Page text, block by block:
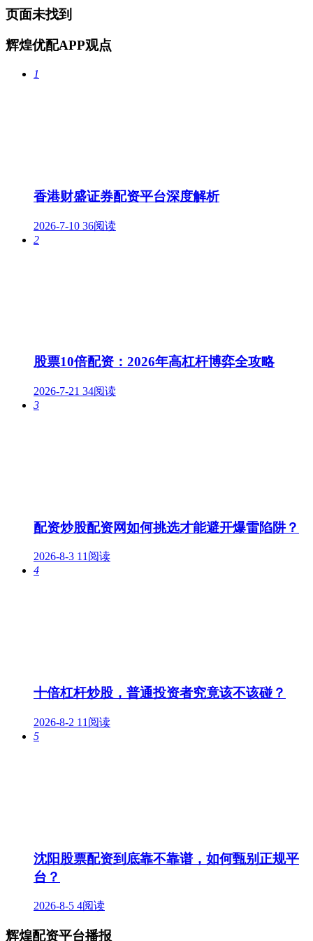
页面未找到
辉煌优配APP观点
1
香港财盛证券配资平台深度解析
2026-7-10 36阅读
2
股票10倍配资：2026年高杠杆博弈全攻略
2026-7-21 34阅读
3
配资炒股配资网如何挑选才能避开爆雷陷阱？
2026-8-3 11阅读
4
十倍杠杆炒股，普通投资者究竟该不该碰？
2026-8-2 11阅读
5
沈阳股票配资到底靠不靠谱，如何甄别正规平
台？
2026-8-5 4阅读
辉煌配资平台播报